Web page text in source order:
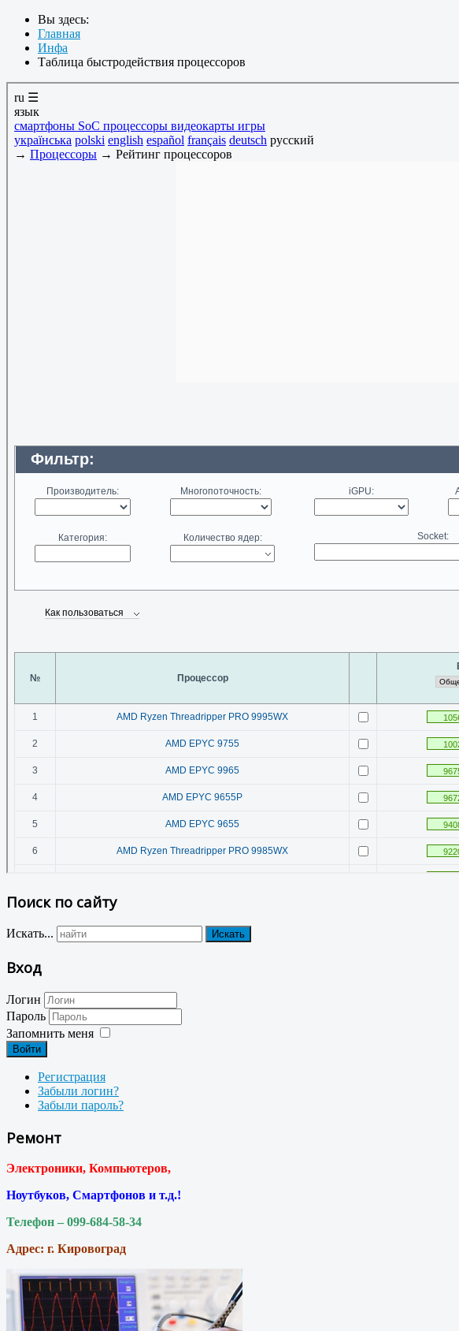
Вы здесь:
Главная
Инфа
Таблица быстродействия процессоров
Поиск по сайту
Искать... Искать
Вход
Логин
Пароль
Запомнить меня
Войти
Регистрация
Забыли логин?
Забыли пароль?
Ремонт
Электроники, Компьютеров,
Ноутбуков, Смартфонов и т.д.!
Телефон – 099-684-58-34
Адрес: г. Кировоград